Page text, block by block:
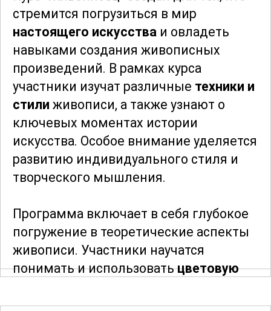
стремится погрузиться в мир
настоящего искусства и овладеть
навыками создания живописных
произведений. В рамках курса
участники изучат различные техники и
стили живописи, а также узнают о
ключевых моментах истории
искусства. Особое внимание уделяется
развитию индивидуального стиля и
творческого мышления.
Программа включает в себя глубокое
погружение в теоретические аспекты
живописи. Участники научатся
понимать и использоватьцветовую
решения и анализировать